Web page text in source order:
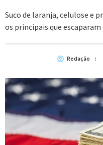
Suco de laranja, celulose e
os principais que
Redação